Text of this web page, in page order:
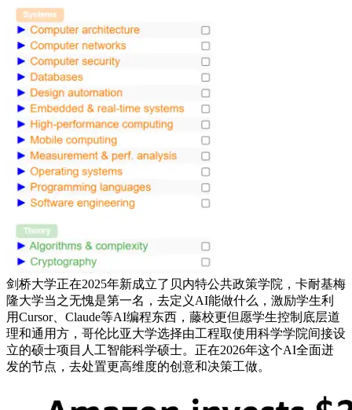
剑桥大学正在2025年新成立了贝内特公共政策学院，卡耐基梅
隆大学当之无愧是第一名，去定义AI能做什么，激励学生利
用Cursor、Claude等AI编程东西，藤校更但愿学生控制底层道
理和通用方，哥伦比亚大学选择由工程取使用科学学院间接设
立的硕士项目人工智能科学硕士。正在2026年这个AI全面迸
发的节点，去处置更高维度的创意和决策工做。